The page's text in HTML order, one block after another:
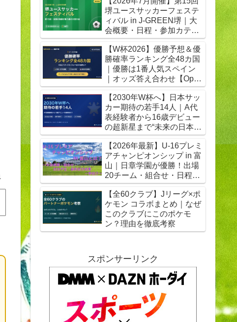
堺ユースサッカーフェステ
ィバル in J-GREEN堺｜大
会概要・日程・参加カテゴ
リ【随時更新】
【W杯2026】優勝予想＆優
勝確率ランキング全48カ国
｜優勝は1番人気スペイン
｜オッズ答え合わせ【Opta
検証】
【2030年W杯へ】日本サッ
カー期待の若手14人｜A代
表経験者から16歳デビュー
の超新星まで“未来の日本代
表”を先取り
【2026年最新】U-16プレミ
アチャンピオンシップ in 富
山｜日章学園が優勝！出場
20チーム・組合せ・日程・
全試合結果
【全60クラブ】Jリーグ×ポ
ケモン コラボまとめ｜なぜ
このクラブにこのポケモ
ン？理由を徹底考察
スポンサーリンク